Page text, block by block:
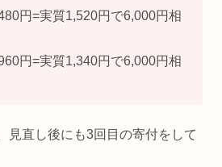
円=実質1,520円で6,000円相
円=実質1,340円で6,000円相
見直し後にも3回目の寄付をして